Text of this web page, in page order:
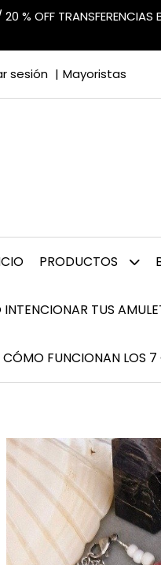
% OFF
sesión Mayoristas
PRODUCTOS
TUS
CÓMO FUNCIONAN LOS 7